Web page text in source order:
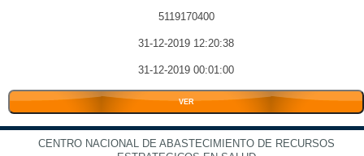
5119170400
31-12-2019 12:20:38
31-12-2019 00:01:00
VER
CENTRO NACIONAL DE ABASTECIMIENTO DE RECURSOS